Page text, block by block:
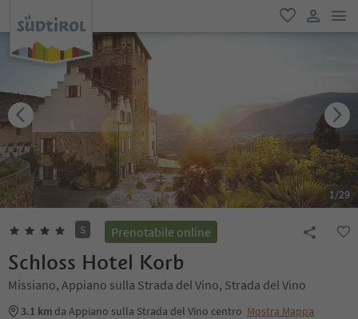
favoriti
user link
1/29
S Prenotabile online
Schloss Hotel Korb
Missiano, Appiano sulla Strada del Vino, Strada del Vino
3.1 km da Appiano sulla Strada del Vino centro Mostra Mappa